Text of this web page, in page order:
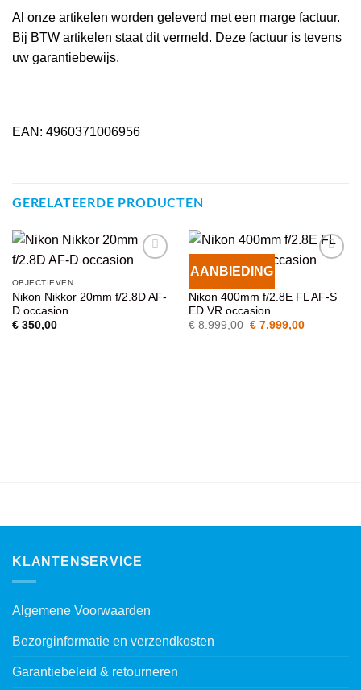
Al onze artikelen worden geleverd met een marge factuur.
Bij BTW artikelen staat dit vermeld. Deze factuur is tevens
uw garantiebewijs.
EAN: 4960371006956
GERELATEERDE PRODUCTEN
WENSENLIJST
OBJECTIEVEN
Nikon Nikkor 20mm f/2.8D AF-
D occasion
€350,00
AANBIEDINGVOEG TOE
WENSENLIJST
Nikon 400mm f/2.8E FL AF-S
ED VR occasion
€8.999,00 Oorspronkelijke
€7.999,00Huidige
KLANTENSERVICE
Algemene Voorwaarden
Bezorginformatie en verzendkosten
Garantiebeleid & retourneren